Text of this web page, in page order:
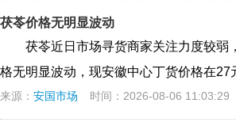
茯苓价格无明显波动
茯苓近日市场寻货商家关注力度较弱
格无明显波动，现安徽中心丁货价格在27
来源： 安国市场 时间：2026-08-06 11:03:29